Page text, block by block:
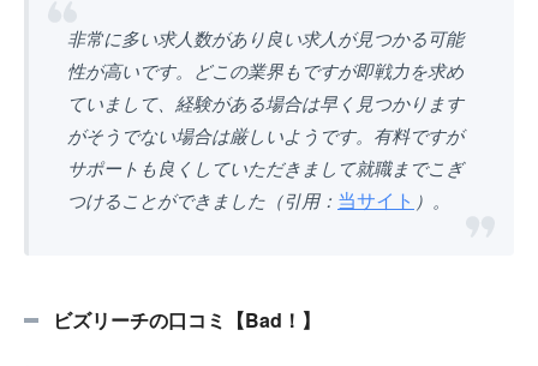
非常に多い求人数があり良い求人が見つかる可能
性が高いです。どこの業界もですが即戦力を求め
ていまして、経験がある場合は早く見つかります
がそうでない場合は厳しいようです。有料ですが
サポートも良くしていただきまして就職までこぎ
つけることができました（引用： 当サイト ）。
ビズリーチの口コミ【Bad！】